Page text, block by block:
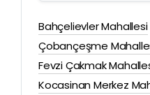
Bahçelievler Mahallesi
Çobançeşme
Fevzi Çakmak
Kocasinan Merkez